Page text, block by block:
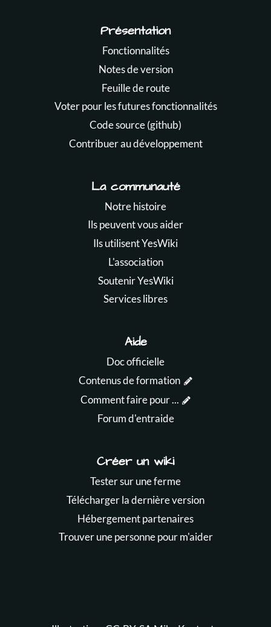
Présentation
Fonctionnalités
Notes de version
Feuille de route
Voter pour les futures fonctionnalités
Code source (github)
Contribuer au développement
La communauté
Notre histoire
Ils peuvent vous aider
Ils utilisent YesWiki
L'association
Soutenir YesWiki
Services libres
Aide
Doc officielle
Contenus de formation
Comment faire pour ...
Forum d'entraide
Créer un wiki
Tester sur une ferme
Télécharger la dernière version
Hébergement partenaires
Trouver une personne pour m'aider